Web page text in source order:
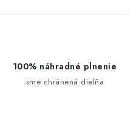
100% náhradné plnenie
sme chránená dielňa